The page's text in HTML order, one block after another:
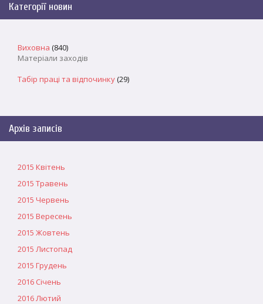
Категорії новин
Виховна (840)
Матеріали заходів
Табір праці та відпочинку(29)
Архів записів
2015 Квітень
2015 Травень
2015 Червень
2015 Вересень
2015 Жовтень
2015 Листопад
2015 Грудень
2016 Січень
2016 Лютий